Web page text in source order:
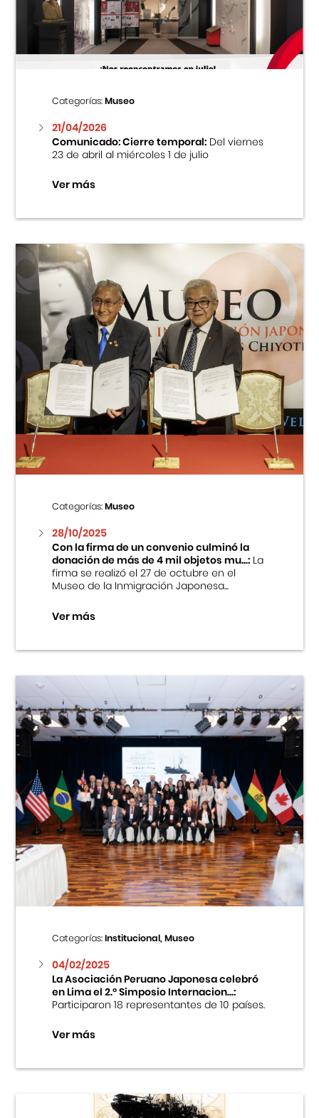
Centro Cultural Peruano Japonés
Museo de la Inmigración Japonesa
Fondo Editorial
Teatro Peruano Japonés
Categorías:Museo
21/04/2026
Comunicado: Cierre temporal:Del viernes
23 de abril al miércoles 1 de julio
Ver más
Categorías:Museo
28/10/2025
Con la firma de un convenio culminó la
donación de más de 4 mil objetos mu...:La
firma se realizó el 27 de octubre en el
Museo de la Inmigración Japonesa...
Ver más
Categorías:Institucional, Museo
04/02/2025
La Asociación Peruano Japonesa celebró
en Lima el 2.º Simposio Internacion...:
Participaron 18 representantes de 10 países.
Ver más